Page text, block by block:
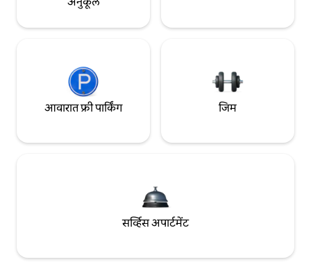
आवारात फ्री पार्किंग जिम
सर्व्हिस अपार्टमेंट